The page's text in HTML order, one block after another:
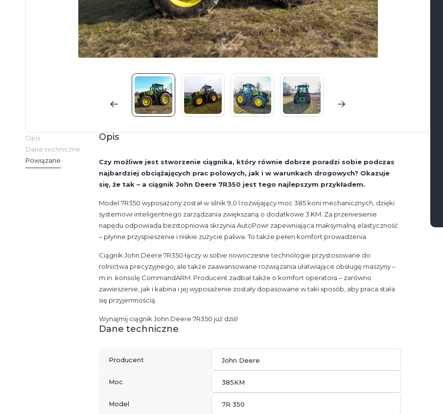
Opis
Dane techniczne
Powiązane
Opis
Czy możliwe jest stworzenie ciągnika, który równie dobrze poradzi sobie podczas
najbardziej obciążających prac polowych, jak i w warunkach drogowych? Okazuje
się, że tak – a ciągnik John Deere 7R350 jest tego najlepszym przykładem.
Model 7R350 wyposażony został w silnik 9,0 l rozwijający moc 385 koni mechanicznych, dzięki
systemowi inteligentnego zarządzania zwiększaną o dodatkowe 3 KM. Za przeniesienie
napędu odpowiada bezstopniowa skrzynia AutoPowr zapewniająca maksymalną elastyczność
– płynne przyspieszenie i niskie zużycie paliwa. To także pełen komfort prowadzenia.
Ciągnik John Deere 7R350 łączy w sobie nowoczesne technologie przystosowane do
rolnictwa precyzyjnego, ale także zaawansowane rozwiązania ułatwiające obsługę maszyny –
m.in. konsolę CommandARM. Producent zadbał także o komfort operatora – zarówno
zawieszenie, jak i kabina i jej wyposażenie zostały dopasowane w taki sposób, aby praca stała
się przyjemnością.
Wynajmij ciągnik John Deere 7R350 już dziś!
Dane techniczne
Producent John Deere
Moc 385KM
Model 7R 350